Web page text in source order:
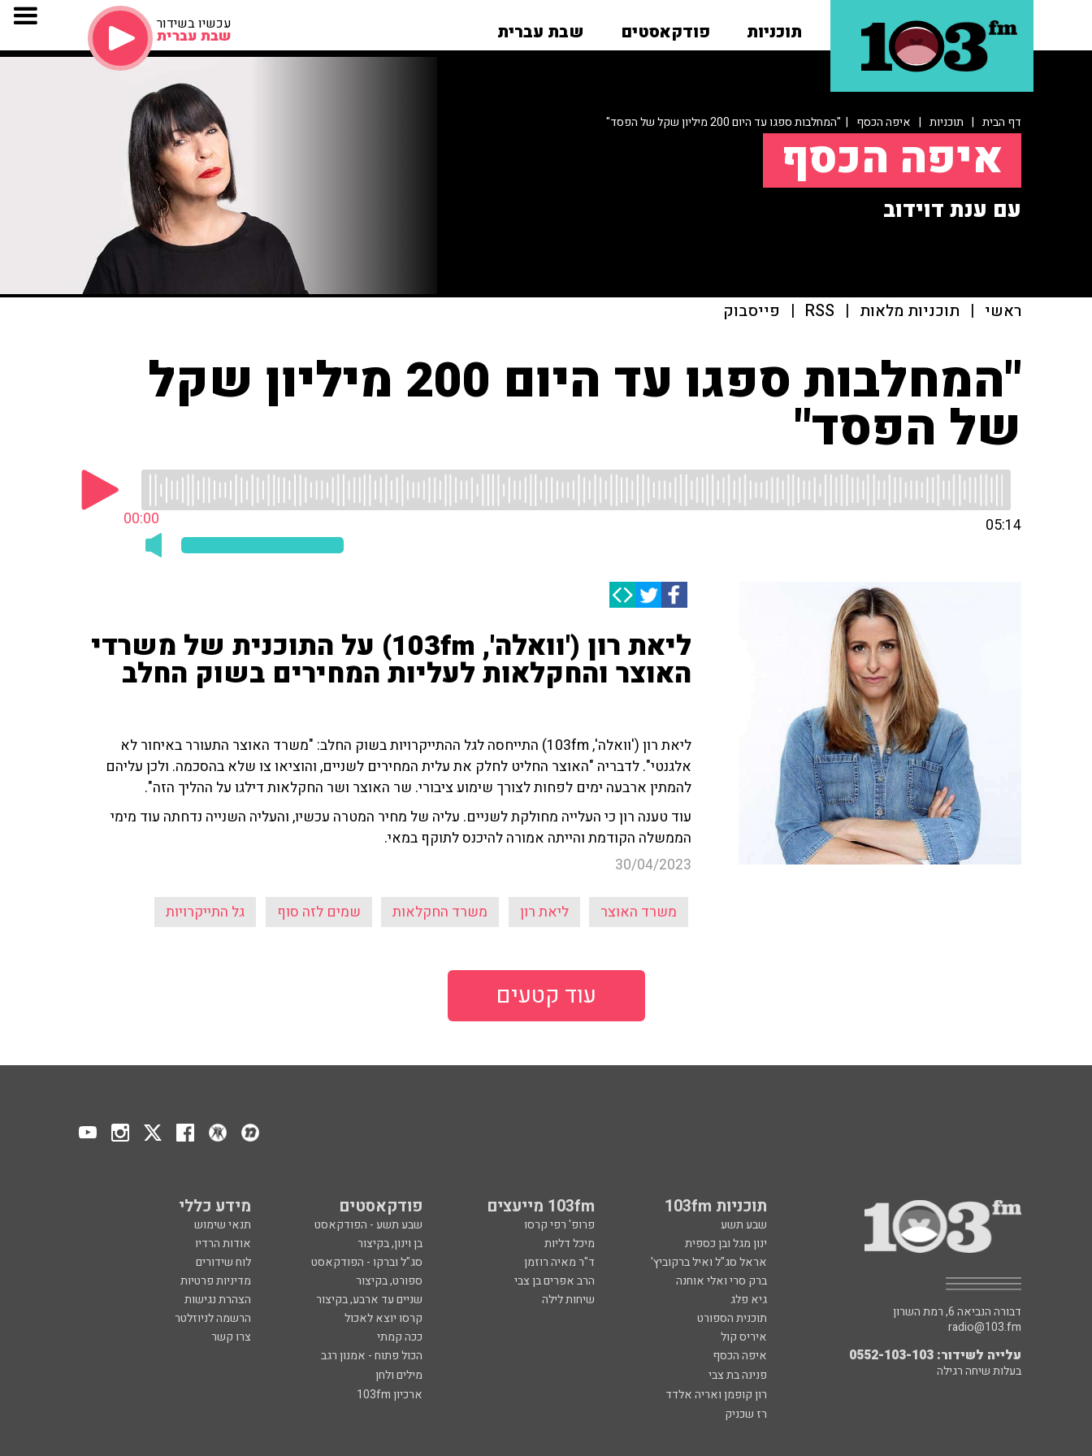
תוכניות פודקאסטים שבת עברית עכשיו בשידור
שבת עברית
דף הבית | תוכניות | איפה הכסף | "המחלבות ספגו עד היום 200 מיליון שקל של הפסד"
איפה הכסף
עם ענת דוידוב
ראשי | תוכניות מלאות |
RSS
| פייסבוק
"המחלבות ספגו עד היום 200 מיליון שקל
של הפסד"
00:00 05:14
ליאת רון ('וואלה', 103fm) על התוכנית של משרדי
האוצר והחקלאות לעליות המחירים בשוק החלב
ליאת רון ('וואלה', 103fm) התייחסה לגל ההתייקרויות בשוק החלב: "משרד האוצר התעורר באיחור לא
אלגנטי". לדבריה "האוצר החליט לחלק את עלית המחירים לשניים, והוציאו צו שלא בהסכמה. ולכן עליהם
להמתין ארבעה ימים לפחות לצורך שימוע ציבורי. שר האוצר ושר החקלאות דילגו על ההליך הזה".
עוד טענה רון כי העלייה מחולקת לשניים. עליה של מחיר המטרה עכשיו, והעליה השנייה נדחתה עוד מימי
הממשלה הקודמת והייתה אמורה להיכנס לתוקף במאי.
30/04/2023
משרד האוצר ליאת רון משרד החקלאות שמים לזה סוף גל התייקרויות
עוד קטעים
תוכניות 103fm 103fm מייעצים פודקאסטים מידע כללי
שבע תשע פרופ' רפי קרסו שבע תשע - הפודקאסט
תנאי שימוש
ינון מגל ובן כספית
מיכל דליות בן וינון, בקיצור
אודות הרדיו
אראל סג"ל ואיל ברקוביץ'
ד"ר מאיה רוזמן סג"ל וברקו - הפודקאסט
לוח שידורים
ברק סרי ואלי אוחנה
הרב אפרים בן צבי ספורט, בקיצור
מדיניות פרטיות
גיא פלג
שיחות לילה שניים עד ארבע, בקיצור
הצהרת נגישות
תוכנית הספורט
קרסו יוצא לאכול
הרשמה לניוזלטר
איריס קול
ככה קמתי
צרו קשר
איפה הכסף
הכול פתוח - אמנון רגב
פנינה בת צבי
מילים ולחן
רון קופמן ואריה אלדד
ארכיון 103fm
רז שכניק
דבורה הנביאה 6, רמת השרון
radio@103.fm
עלייה לשידור: 0552-103-103
בעלות שיחה רגילה